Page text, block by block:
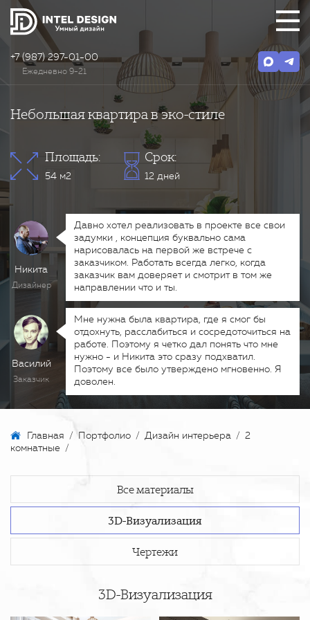
+7 (987) 297-01-00
Ежедневно 9-21
Небольшая квартира в эко-стиле
Площадь:
54 м2
Срок:
12 дней
Никита
Дизайнер
Давно хотел реализовать в проекте все свои
задумки , концепция буквально сама
нарисовалась на первой же встрече с
заказчиком. Работать всегда легко, когда
заказчик вам доверяет и смотрит в том же
направлении что и ты.
Василий
Заказчик
Мне нужна была квартира, где я смог бы
отдохнуть, расслабиться и сосредоточиться на
работе. Поэтому я четко дал понять что мне
нужно - и Никита это сразу подхватил.
Поэтому все было утверждено мгновенно. Я
доволен.
Главная / Портфолио / Дизайн интерьера / 2
комнатные /
Все материалы
3D-Визуализация
Чертежи
3D-Визуализация